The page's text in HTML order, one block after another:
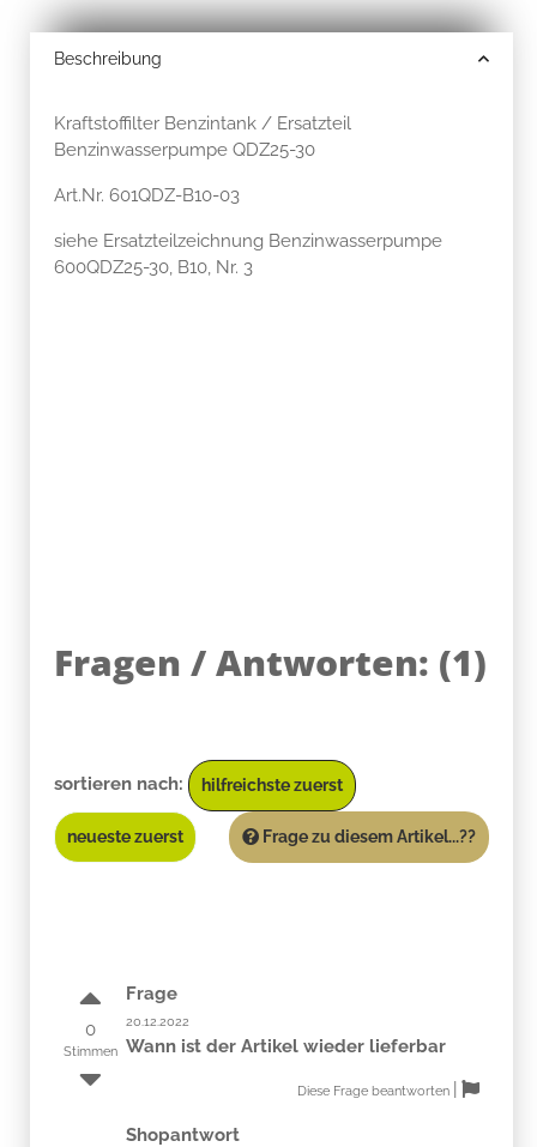
Beschreibung
Kraftstoffilter Benzintank / Ersatzteil
Benzinwasserpumpe QDZ25-30
Art.Nr. 601QDZ-B10-03
siehe Ersatzteilzeichnung Benzinwasserpumpe
600QDZ25-30, B10, Nr. 3
Fragen / Antworten: (1)
sortieren nach: hilfreichste zuerst
neueste zuerst Frage zu diesem Artikel...??
0
Stimmen
Frage
20.12.2022
Wann ist der Artikel wieder lieferbar
Diese Frage beantworten
Shopantwort